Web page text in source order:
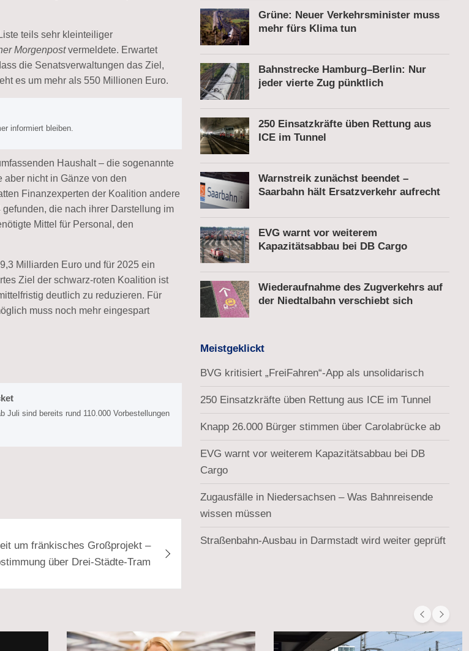
teils sehr kleinteiliger
Morgenpostvermeldete. Erwartet
die Senatsverwaltungen das Ziel,
es um mehr als 550 Millionen Euro.
informiert bleiben.
Haushalt – die sogenannte
aber nicht in Gänze von den
Finanzexperten der Koalition andere
die nach ihrer Darstellung im
Mittel für Personal, den
Milliarden Euro und für 2025 ein
Ziel der schwarz-roten Koalition ist
deutlich zu reduzieren. Für
muss noch mehr eingespart
Juli sind bereits rund 110.000 Vorbestellungen
um fränkisches Großprojekt –
über Drei-Städte-Tram
Grüne: Neuer Verkehrsminister muss
mehr fürs Klima tun
Bahnstrecke Hamburg–Berlin: Nur
jeder vierte Zug pünktlich
250 Einsatzkräfte üben Rettung aus
ICE im Tunnel
Warnstreik zunächst beendet –
Saarbahn hält Ersatzverkehr aufrecht
EVG warnt vor weiterem
Kapazitätsabbau bei DB Cargo
Wiederaufnahme des Zugverkehrs auf
der Niedtalbahn verschiebt sich
Meistgeklickt
BVG kritisiert „FreiFahren“-App als unsolidarisch
250 Einsatzkräfte üben Rettung aus ICE im Tunnel
Knapp 26.000 Bürger stimmen über Carolabrücke ab
EVG warnt vor weiterem Kapazitätsabbau bei DB
Cargo
Zugausfälle in Niedersachsen – Was Bahnreisende
wissen müssen
Straßenbahn-Ausbau in Darmstadt wird weiter geprüft